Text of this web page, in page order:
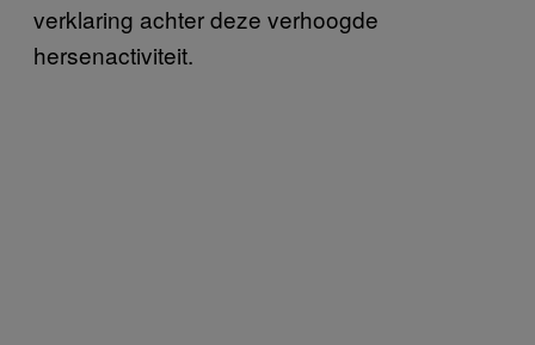
verklaring achter deze verhoogde
hersenactiviteit.